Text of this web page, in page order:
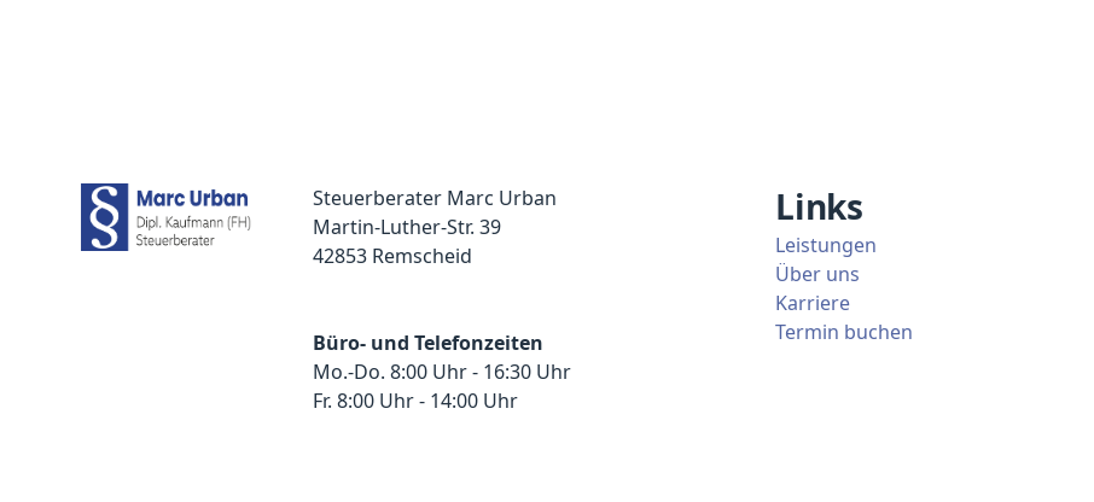
Steuerberater Marc Urban
Martin-Luther-Str. 39
42853 Remscheid
Büro- und Telefonzeiten
Mo.-Do. 8:00 Uhr - 16:30 Uhr
Fr. 8:00 Uhr - 14:00 Uhr
Links
Leistungen
Über uns
Karriere
Termin buchen